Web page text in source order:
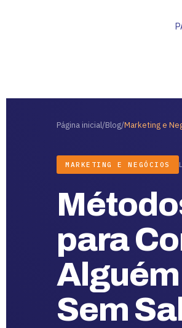
Página inicial/Blog/Marketing e
MARKETING E NEGÓCIOS
para
Sem